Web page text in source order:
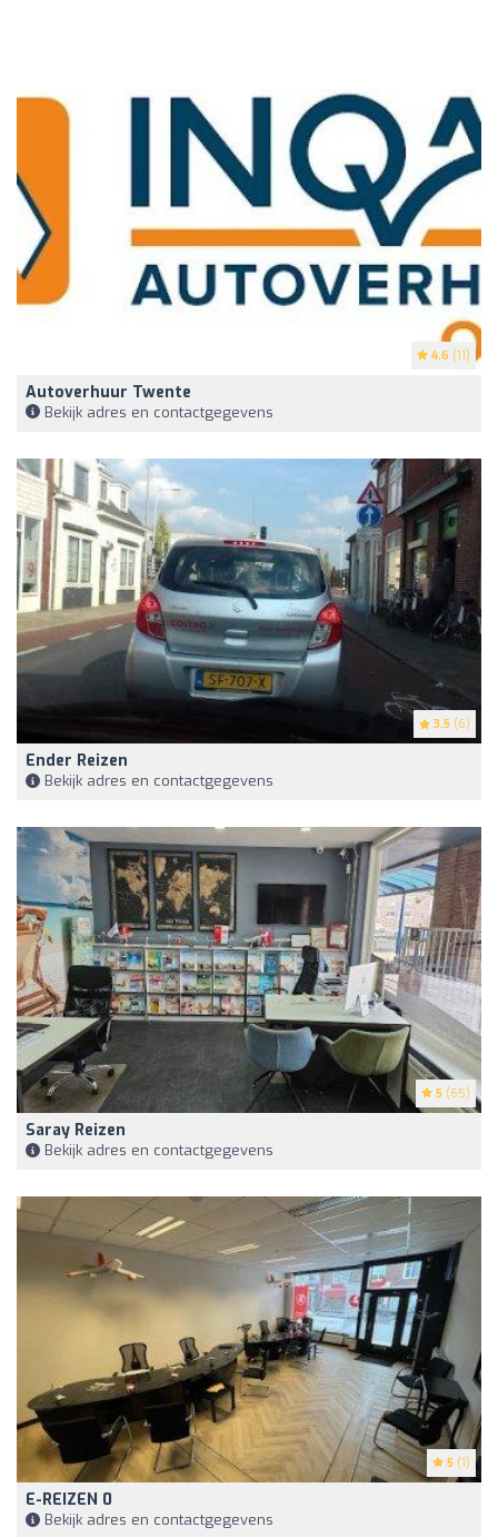
4.6 (11)
Autoverhuur Twente
Bekijk adres en contactgegevens
3.5 (6)
Ender Reizen
Bekijk adres en contactgegevens
5 (65)
Saray Reizen
Bekijk adres en contactgegevens
5 (1)
E-REIZEN 0
Bekijk adres en contactgegevens